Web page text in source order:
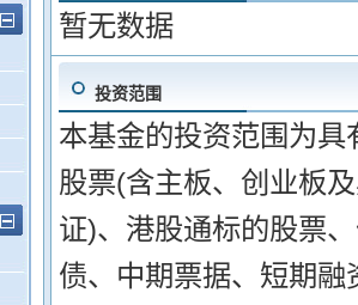
暂无数据
投资范围
本基金的投资范围为
股票(含主板、创业板
证)、港股通标的股票
债、中期票据、短期